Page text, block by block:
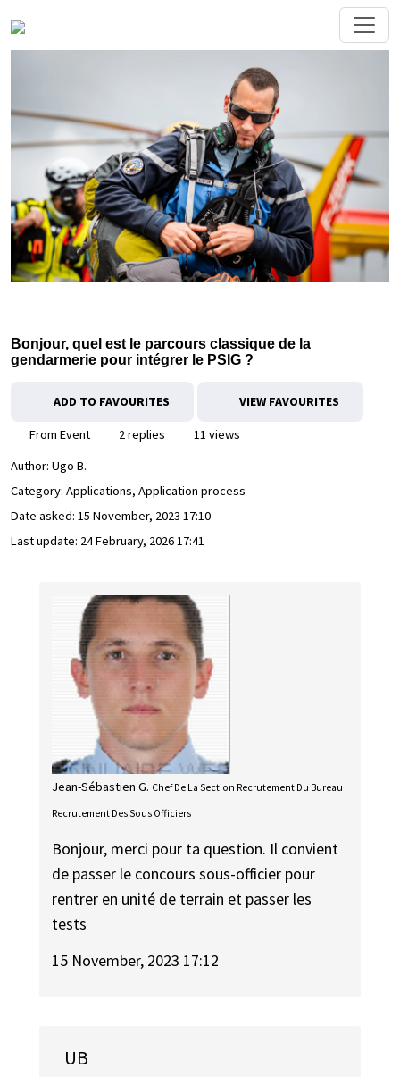
Bonjour, quel est le parcours classique de la
gendarmerie pour intégrer le PSIG ?
ADD TO FAVOURITES VIEW FAVOURITES
From Event 2 replies
11 views
Author: Ugo B.
Category: Applications, Application process
Date asked: 15 November, 2023 17:10
Last update: 24 February, 2026 17:41
Jean-Sébastien G. Chef De La Section Recrutement Du Bureau
Recrutement Des Sous Officiers
Bonjour, merci pour ta question. Il convient
de passer le concours sous-officier pour
rentrer en unité de terrain et passer les
tests
15 November, 2023 17:12
UB